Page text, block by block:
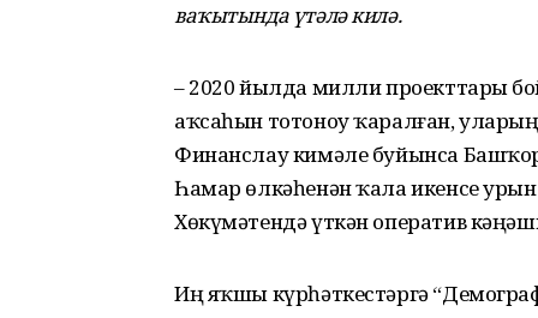
ваҡытында үтәлә килә.
– 2020 йылда милли проекттарҙы
аҡсаһын тотоноу ҡаралған,
Финанслау кимәле буйынса
Һамар өлкәһенән ҡала икенсе
Хөкүмәтендә үткән оператив
Иң яҡшы күрһәткестәргә